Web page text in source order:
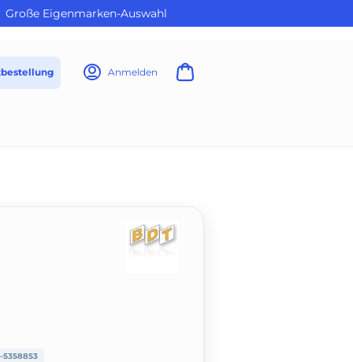
Große Eigenmarken-Auswahl
Anmelden
5358853